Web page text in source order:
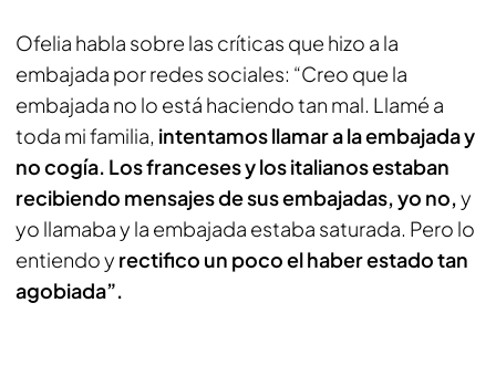
Ofelia habla sobre las críticas que hizo a la
embajada por redes sociales: “Creo que la
embajada no lo está haciendo tan mal. Llamé a
toda mi familia, intentamos llamar a la embajada y
no cogía. Los franceses y los italianos estaban
recibiendo mensajes de sus embajadas, yo no,y
yo llamaba y la embajada estaba saturada. Pero lo
entiendo y rectifico un poco el haber estado tan
agobiada”.